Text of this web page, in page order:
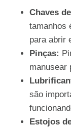
Chaves
tamanhos
para abrir
Pinças:
manusear
são
Estojos